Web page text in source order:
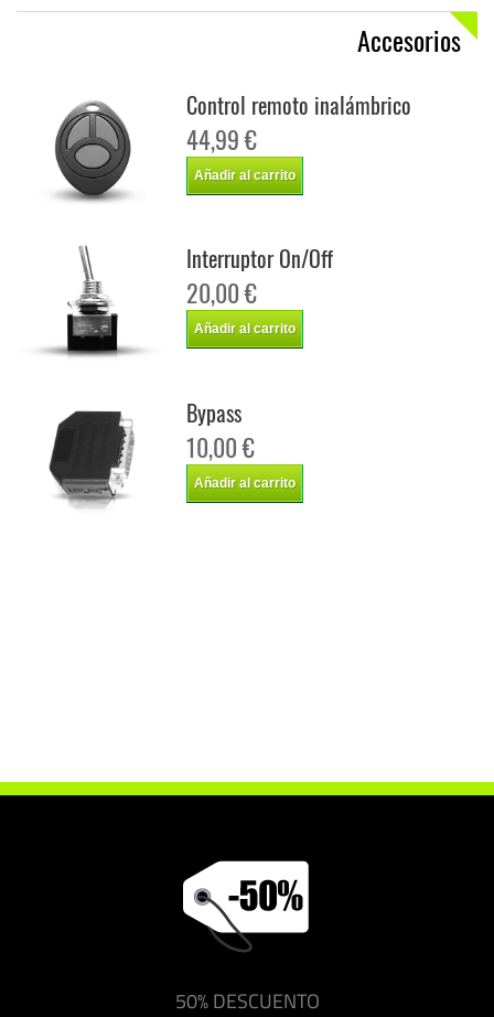
Accesorios
Control remoto inalámbrico
44,99 €
Añadir al carrito
Interruptor On/Off
20,00 €
Añadir al carrito
Bypass
10,00 €
Añadir al carrito
50% DESCUENTO